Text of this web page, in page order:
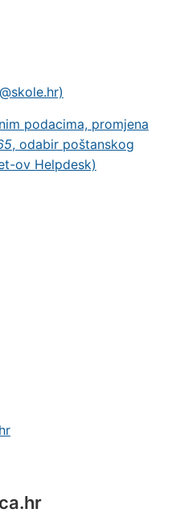
podacima, promjena
, odabir poštanskog
ov Helpdesk)